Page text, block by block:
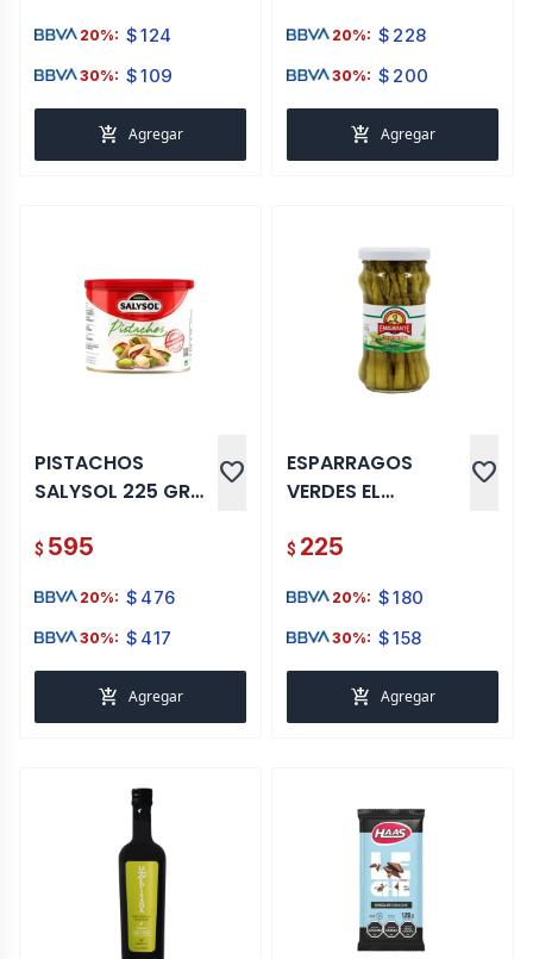
20%: $124
30%: $109
add_shopping_cart Agregar
20%: $ 228
30%: $ 200
add_shopping_cart Agregar
PISTACHOS
SALYSOL 225 GR
favorite
$ 595
20%: $ 476
30%: $ 417
add_shopping_cart Agregar
ESPARRAGOS
VERDES EL
favorite
$ 225
20%: $180
30%: $158
add_shopping_cart Agregar